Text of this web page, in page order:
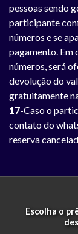
pessoas sendo
participante
números e se
pagamento. Em
números, será
devolução do
gratuitamente
17-Caso o
contato do
reserva
Escolha o